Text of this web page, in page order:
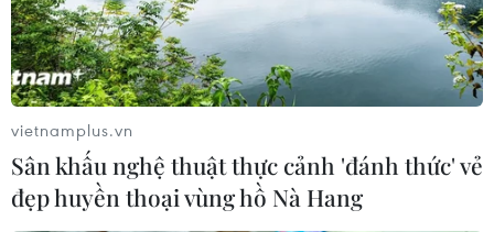
vietnamplus.vn
Sân khấu nghệ thuật thực cảnh 'đánh thức' vẻ
đẹp huyền thoại vùng hồ Nà Hang